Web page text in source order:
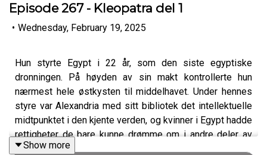
Episode 267 - Kleopatra del 1
• Wednesday, February 19, 2025
Hun styrte Egypt i 22 år, som den siste egyptiske
dronningen. På høyden av sin makt kontrollerte hun
nærmest hele østkysten til middelhavet. Under hennes
styre var Alexandria med sitt bibliotek det intellektuelle
midtpunktet i den kjente verden, og kvinner i Egypt hadde
rettigheter de bare kunne drømme om i andre deler av
verden. Etter Kleopatra skulle ikke Egypt få uavhengighet
Show more